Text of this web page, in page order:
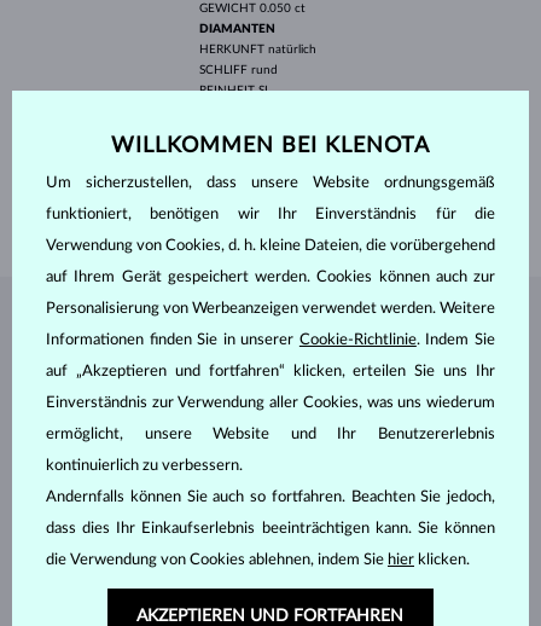
GEWICHT 0.050 ct
DIAMANTEN
HERKUNFT natürlich
SCHLIFF rund
REINHEITSI
GEWICHT0.012 ct
BREITE 2.10 mm
GEWICHT 1.50 g
SCHMUCK AUS DEM KLENOTA ATELIER
WILLKOMMEN BEI KLENOTA
Um sicherzustellen, dass unsere Website ordnungsgemäß
funktioniert, benötigen wir Ihr Einverständnis für die
Verwendung von Cookies, d. h. kleine Dateien, die vorübergehend
auf Ihrem Gerät gespeichert werden. Cookies können auch zur
Personalisierung von Werbeanzeigen verwendet werden. Weitere
Informationen finden Sie in unserer Cookie-Richtlinie. Indem Sie
auf „Akzeptieren und fortfahren“ klicken, erteilen Sie uns Ihr
Einverständnis zur Verwendung aller Cookies, was uns wiederum
ermöglicht, unsere Website und Ihr Benutzererlebnis
kontinuierlich zu verbessern.
Andernfalls können Sie auch so fortfahren. Beachten Sie jedoch,
dass dies Ihr Einkaufserlebnis beeinträchtigen kann. Sie können
die Verwendung von Cookies ablehnen, indem Sie hier klicken.
AKZEPTIEREN UND FORTFAHREN